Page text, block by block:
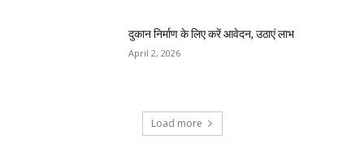
दुकान निर्माण के लिए करें आवेदन, उठाएं लाभ
April 2, 2026
Load more